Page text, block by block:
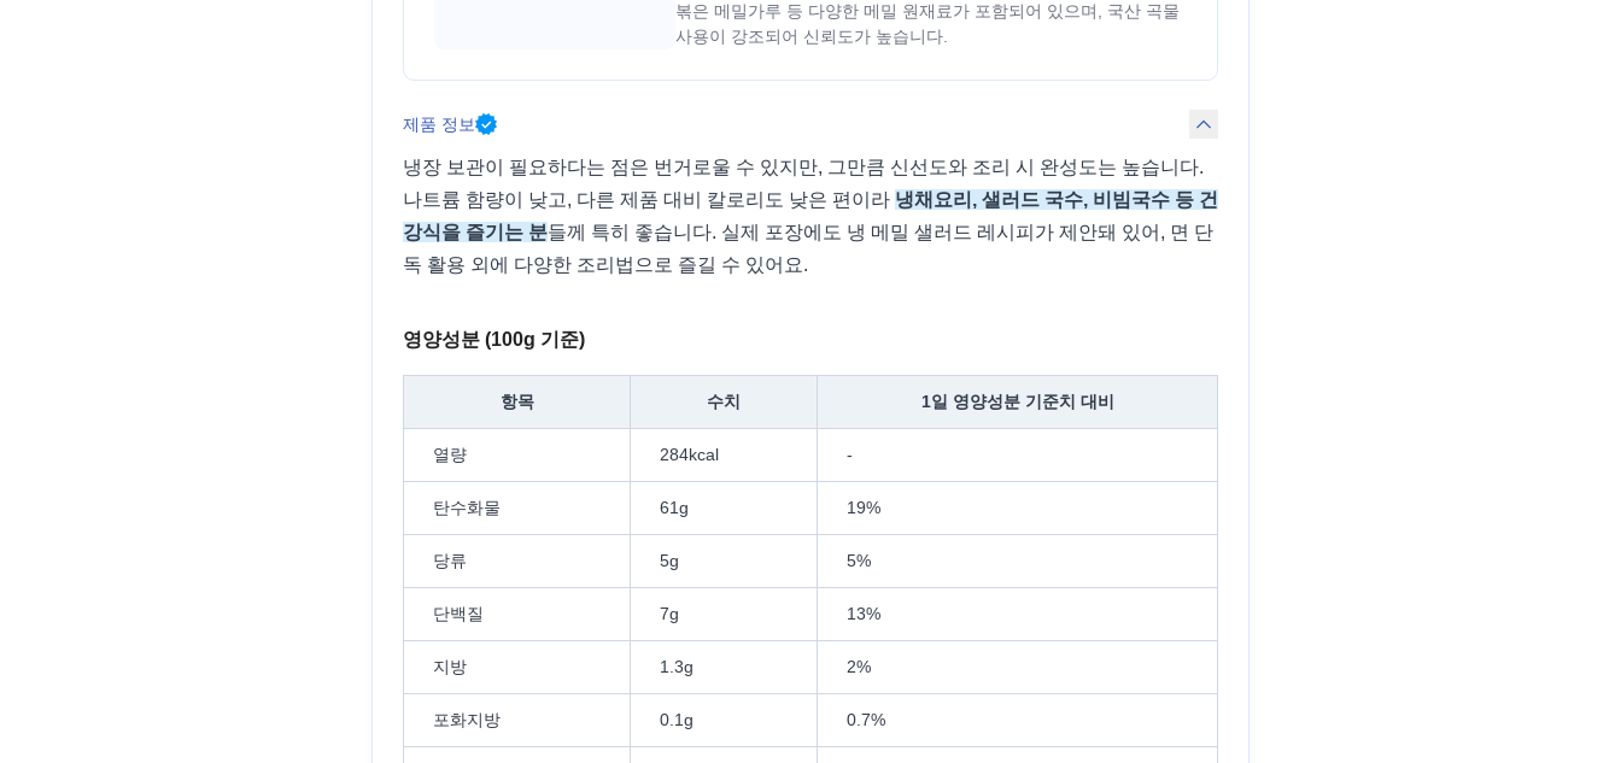
볶은 메밀가루 등 다양한 메밀 원재료가 포함되어 있으며, 국산 곡물
사용이 강조되어 신뢰도가 높습니다.
제품 정보
냉장 보관이 필요하다는 점은 번거로울 수 있지만, 그만큼 신선도와 조리 시 완성도는 높습니다.
나트륨 함량이 낮고, 다른 제품 대비 칼로리도 낮은 편이라 냉채요리, 샐러드 국수, 비빔국수 등 건
강식을 즐기는 분들께 특히 좋습니다. 실제 포장에도 냉 메밀 샐러드 레시피가 제안돼 있어, 면 단
독 활용 외에 다양한 조리법으로 즐길 수 있어요.
영양성분 (100g 기준)
항목 수치 1일 영양성분 기준치 대비
열량 284kcal -
탄수화물 61g 19%
당류 5g 5%
단백질 7g 13%
지방 1.3g 2%
포화지방 0.1g 0.7%